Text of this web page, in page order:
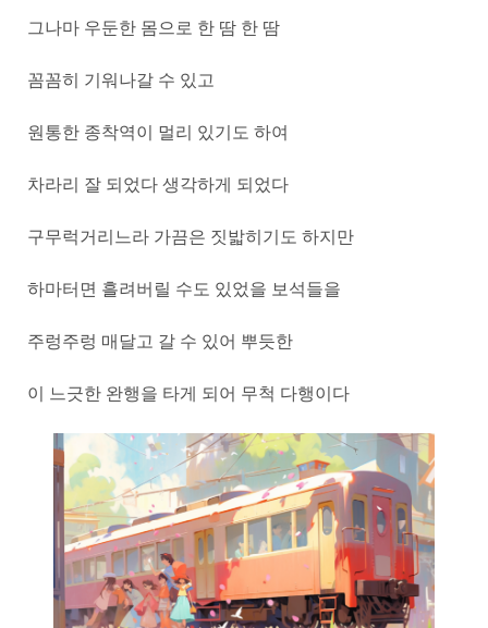
그나마 우둔한 몸으로 한 땀 한 땀
꼼꼼히 기워나갈 수 있고
원통한 종착역이 멀리 있기도 하여
차라리 잘 되었다 생각하게 되었다
구무럭거리느라 가끔은 짓밟히기도 하지만
하마터면 흘려버릴 수도 있었을 보석들을
주렁주렁 매달고 갈 수 있어 뿌듯한
이 느긋한 완행을 타게 되어 무척 다행이다